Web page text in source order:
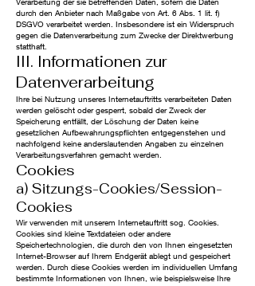
Verarbeitung der sie betreffenden Daten, sofern die Daten
durch den Anbieter nach Maßgabe von Art. 6 Abs. 1 lit. f)
DSGVO verarbeitet werden. Insbesondere ist ein Widerspruch
gegen die Datenverarbeitung zum Zwecke der Direktwerbung
statthaft.
III. Informationen zur
Datenverarbeitung
Ihre bei Nutzung unseres Internetauftritts verarbeiteten Daten
werden gelöscht oder gesperrt, sobald der Zweck der
Speicherung entfällt, der Löschung der Daten keine
gesetzlichen Aufbewahrungspflichten entgegenstehen und
nachfolgend keine anderslautenden Angaben zu einzelnen
Verarbeitungsverfahren gemacht werden.
Cookies
a) Sitzungs-Cookies/Session-
Cookies
Wir verwenden mit unserem Internetauftritt sog. Cookies.
Cookies sind kleine Textdateien oder andere
Speichertechnologien, die durch den von Ihnen eingesetzten
Internet-Browser auf Ihrem Endgerät ablegt und gespeichert
werden. Durch diese Cookies werden im individuellen Umfang
bestimmte Informationen von Ihnen, wie beispielsweise Ihre